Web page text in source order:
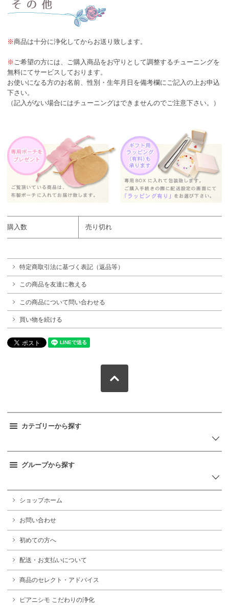
※商品は十分に浄化してからお送り致します。
※ ご希望の方には、ご購入商品をお守りとして調整するチューニングを
無料にてサービスしております。
お使いになる方のお名前、性別・生年月日を備考欄にご記入の上お申込
下さい。
（記入がない場合にはチューニングはできませんのでご注意下さい。）
購入数 売り切れ
特定商取引法に基づく表記（返品等）
この商品を友達に教える
この商品について問い合わせる
買い物を続ける
カテゴリーから探す
グループから探す
ショップホーム
お問い合わせ
初めての方へ
配送・お支払いについて
商品のセレクト・アドバイス
ピアニシモ こだわりの浄化